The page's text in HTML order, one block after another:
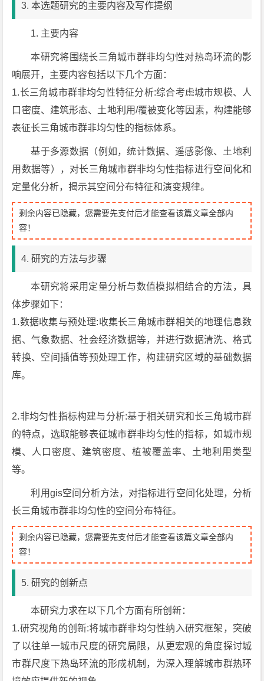
3. 本选题研究的主要内容及写作提纲
1. 主要内容
本研究将围绕长三角城市群非均匀性对热岛环流的影
响展开，主要内容包括以下几个方面：
1.长三角城市群非均匀性特征分析:综合考虑城市规模、人
口密度、建筑形态、土地利用/覆被变化等因素，构建能够
表征长三角城市群非均匀性的指标体系。
基于多源数据（例如，统计数据、遥感影像、土地利
用数据等），对长三角城市群非均匀性指标进行空间化和
定量化分析，揭示其空间分布特征和演变规律。
剩余内容已隐藏，您需要先支付后才能查看该篇文章全部内
容！
4. 研究的方法与步骤
本研究将采用定量分析与数值模拟相结合的方法，具
体步骤如下：
1.数据收集与预处理:收集长三角城市群相关的地理信息数
据、气象数据、社会经济数据等，并进行数据清洗、格式
转换、空间插值等预处理工作，构建研究区域的基础数据
库。
2.非均匀性指标构建与分析:基于相关研究和长三角城市群
的特点，选取能够表征城市群非均匀性的指标，如城市规
模、人口密度、建筑密度、植被覆盖率、土地利用类型
等。
利用gis空间分析方法，对指标进行空间化处理，分析
长三角城市群非均匀性的空间分布特征。
剩余内容已隐藏，您需要先支付后才能查看该篇文章全部内
容！
5. 研究的创新点
本研究力求在以下几个方面有所创新：
1.研究视角的创新:将城市群非均匀性纳入研究框架，突破
了以往单一城市尺度的研究局限，从更宏观的角度探讨城
市群尺度下热岛环流的形成机制，为深入理解城市群热环